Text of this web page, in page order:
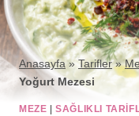
Anasayfa»Tarifler»
Yoğurt Mezesi
MEZE |SAĞLIKLI